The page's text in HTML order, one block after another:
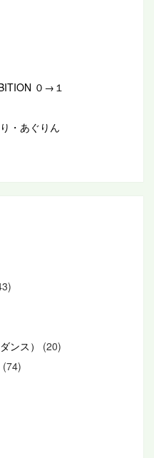
０→１
・あぐりん
ンス）
(20)
(74)